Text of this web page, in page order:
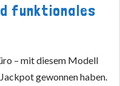
funktionales
– mit diesem Modell
gewonnen haben.